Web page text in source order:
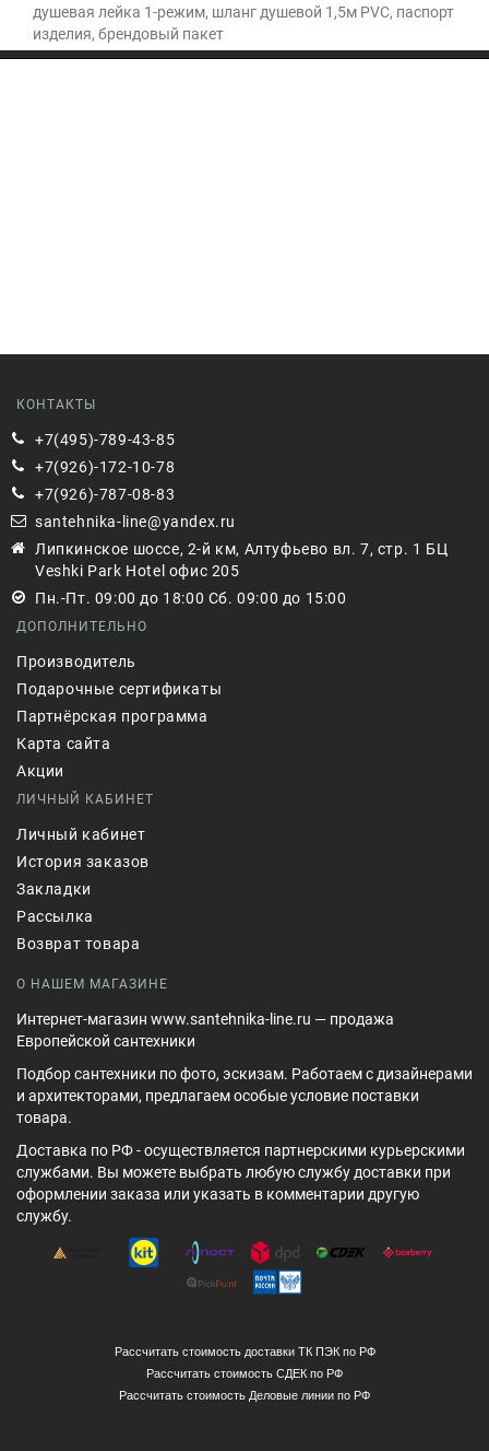
душевая лейка 1-режим, шланг душевой 1,5м PVC, паспорт
изделия, брендовый пакет
КОНТАКТЫ
+7(495)-789-43-85
+7(926)-172-10-78
+7(926)-787-08-83
santehnika-line@yandex.ru
Липкинское шоссе, 2-й км, Алтуфьево вл. 7, стр. 1 БЦ
Veshki Park Hotel офис 205
Пн.-Пт. 09:00 до 18:00 Сб. 09:00 до 15:00
ДОПОЛНИТЕЛЬНО
Производитель
Подарочные сертификаты
Партнёрская программа
Карта сайта
Акции
ЛИЧНЫЙ КАБИНЕТ
Личный кабинет
История заказов
Закладки
Рассылка
Возврат товара
О НАШЕМ МАГАЗИНЕ
Интернет-магазин www.santehnika-line.ru — продажа
Европейской сантехники
Подбор сантехники по фото, эскизам. Работаем с дизайнерами
и архитекторами, предлагаем особые условие поставки
товара.
Доставка по РФ - осуществляется партнерскими курьерскими
службами. Вы можете выбрать любую службу доставки при
оформлении заказа или указать в комментарии другую
службу.
Рассчитать стоимость доставки ТК ПЭК по РФ
Рассчитать стоимость СДЕК по РФ
Рассчитать стоимость Деловые линии по РФ